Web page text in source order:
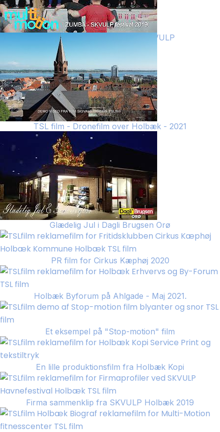
Zumba på havnen 2019 - SKVULP
TSL film - Dronefilm over Holbæk - 2021
Glædelig Jul i Dagli Brugsen Orø
PR film for Cirkus Kæphøj 2020
Holbæk Byforum på Ahlgade - Maj 2021.
Et eksempel på "Stop-motion" film
En lille produktionsfilm fra Holbæk Kopi
Firma sammenklip fra SKVULP Holbæk 2019